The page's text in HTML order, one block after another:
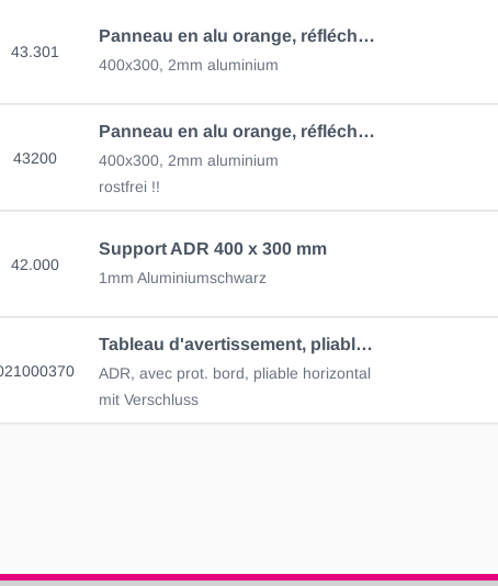
43.301
Panneau en alu orange, réfléchissant
400x300, 2mm aluminium
43200
Panneau en alu orange, réfléchissant 43200
400x300, 2mm aluminium
rostfrei !!
42.000
Support ADR 400 x 300 mm
1mm Aluminiumschwarz
Tableau d'avertissement, pliable, 400 x 300mm
ADR, avec prot. bord, pliable horizontal
mit Verschluss